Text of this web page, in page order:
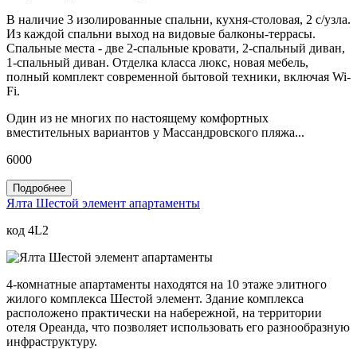
В наличие 3 изолированные спальни, кухня-столовая, 2 с/узла.
Из каждой спальни выход на видовые балконы-террасы.
Спальные места - две 2-спальные кровати, 2-спальный диван,
1-спальный диван. Отделка класса люкс, новая мебель,
полный комплект современной бытовой техники, включая Wi-
Fi.
Один из не многих по настоящему комфортных
вместительных вариантов у Массандровского пляжа...
6000
Подробнее
Ялта Шестой элемент апартаменты
код 4L2
4-комнатные апартаменты находятся на 10 этаже элитного
жилого комплекса Шестой элемент. Здание комплекса
расположено практически на набережной, на территории
отеля Ореанда, что позволяет использовать его разнообразную
инфраструктуру.